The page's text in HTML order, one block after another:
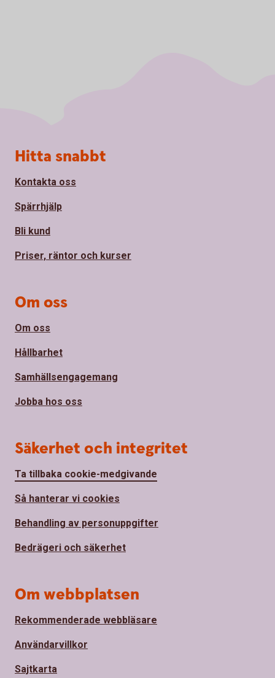
Sidfot
Hitta snabbt
Kontakta oss
Spärrhjälp
Bli kund
Priser, räntor och kurser
Om oss
Om oss
Hållbarhet
Samhällsengagemang
Jobba hos oss
Säkerhet och integritet
Ta tillbaka cookie-medgivande
Så hanterar vi cookies
Behandling av personuppgifter
Bedrägeri och säkerhet
Om webbplatsen
Rekommenderade webbläsare
Användarvillkor
Sajtkarta